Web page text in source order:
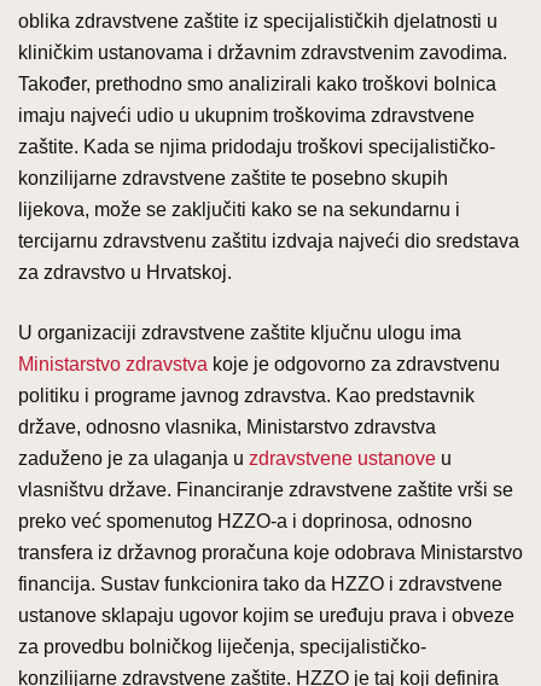
oblika zdravstvene zaštite iz specijalističkih djelatnosti u
kliničkim ustanovama i državnim zdravstvenim zavodima.
Također, prethodno smo analizirali kako troškovi bolnica
imaju najveći udio u ukupnim troškovima zdravstvene
zaštite. Kada se njima pridodaju troškovi specijalističko-
konzilijarne zdravstvene zaštite te posebno skupih
lijekova, može se zaključiti kako se na sekundarnu i
tercijarnu zdravstvenu zaštitu izdvaja najveći dio sredstava
za zdravstvo u Hrvatskoj.
U organizaciji zdravstvene zaštite ključnu ulogu ima
Ministarstvo zdravstva koje je odgovorno za zdravstvenu
politiku i programe javnog zdravstva. Kao predstavnik
države, odnosno vlasnika, Ministarstvo zdravstva
zaduženo je za ulaganja u zdravstvene ustanove u
vlasništvu države. Financiranje zdravstvene zaštite vrši se
preko već spomenutog HZZO-a i doprinosa, odnosno
transfera iz državnog proračuna koje odobrava Ministarstvo
financija. Sustav funkcionira tako da HZZO i zdravstvene
ustanove sklapaju ugovor kojim se uređuju prava i obveze
za provedbu bolničkog liječenja, specijalističko-
konzilijarne zdravstvene zaštite. HZZO je taj koji definira